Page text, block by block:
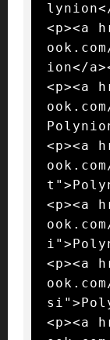
<p><a
ion</
<p><a
<p><a
<p><a
<p><a
<p><a